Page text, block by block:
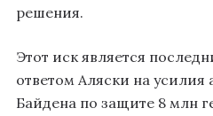
решения.
Этот иск является
ответом Аляски на
Байдена по защите 8 млн